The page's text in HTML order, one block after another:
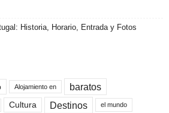
Historia, Horario, Entrada y Fotos
Alojamiento en baratos
Cultura Destinos el mundo